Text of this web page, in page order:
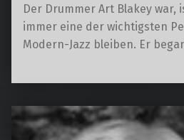
Der Drummer Art Blakey war,
immer eine der wichtigsten
Modern-Jazz bleiben. Er